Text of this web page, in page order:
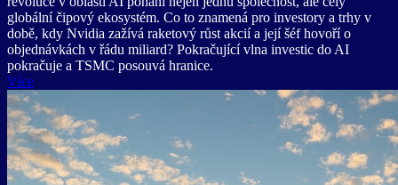
globální čipový ekosystém. Co to znamená pro investory a trhy v
době, kdy Nvidia zažívá raketový růst akcií a její šéf hovoří o
objednávkách v řádu miliard? Pokračující vlna investic do AI
pokračuje a TSMC posouvá hranice.
Více